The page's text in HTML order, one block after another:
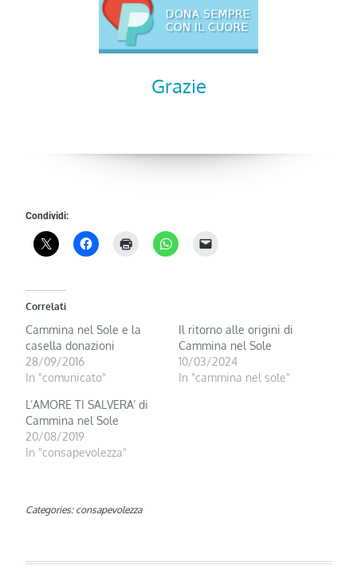
Grazie
Condividi:
Correlati
Cammina nel Sole e la
casella donazioni
28/09/2016
In "comunicato"
Il ritorno alle origini di
Cammina nel Sole
10/03/2024
In "cammina nel sole"
L’AMORE TI SALVERA’ di
Cammina nel Sole
20/08/2019
In "consapevolezza"
Categories: consapevolezza